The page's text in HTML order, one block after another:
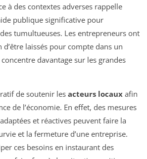
à des contextes adverses rappelle
publique significative pour
tumultueuses. Les entrepreneurs ont
d’être laissés pour compte dans un
davantage sur les grandes
de soutenir lesacteurs locaux afin
de l’économie. En effet, des mesures
et réactives peuvent faire la
et la fermeture d’une entreprise.
ces besoins en instaurant des